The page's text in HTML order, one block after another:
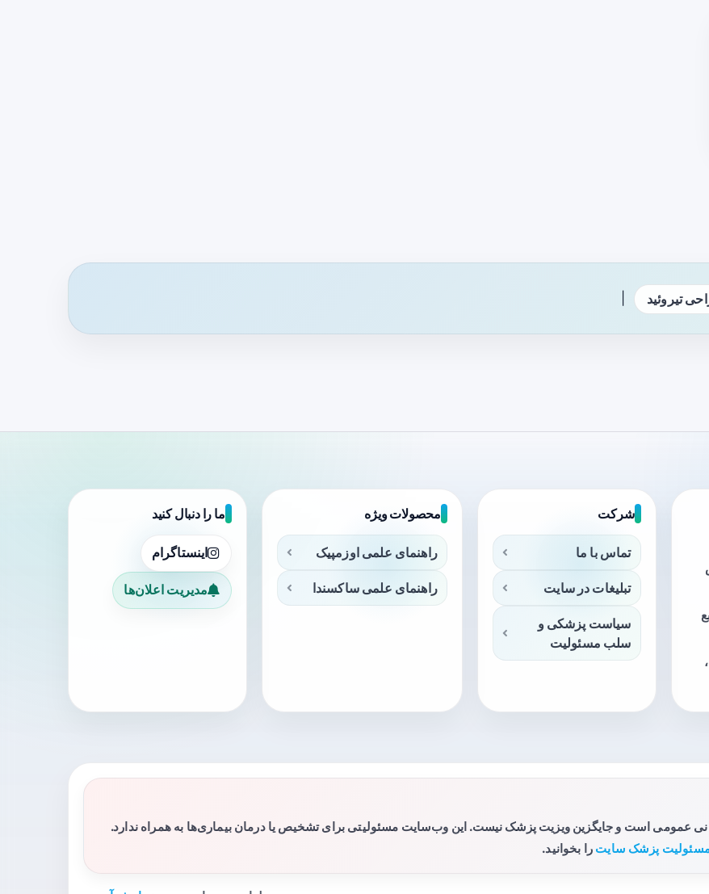
تیروئید
شرکت
تماس با ما
تبلیغات در سایت
سیاست پزشکی و
سلب مسئولیت
محصولات ویژه
راهنمای علمی اوزمپیک
راهنمای علمی ساکسندا
ما را دنبال کنید
اینستاگرام
مدیریت اعلان‌ها
عمومی است و جایگزین ویزیت پزشک نیست. این وب‌سایت مسئولیتی برای تشخیص یا درمان بیماری‌ها به همراه ندارد.
پزشک سایت را بخوانید.